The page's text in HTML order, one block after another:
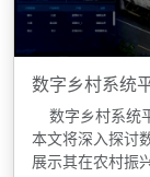
数字乡村系统
数字乡村系统
本文将深入探讨
展示其在农村振